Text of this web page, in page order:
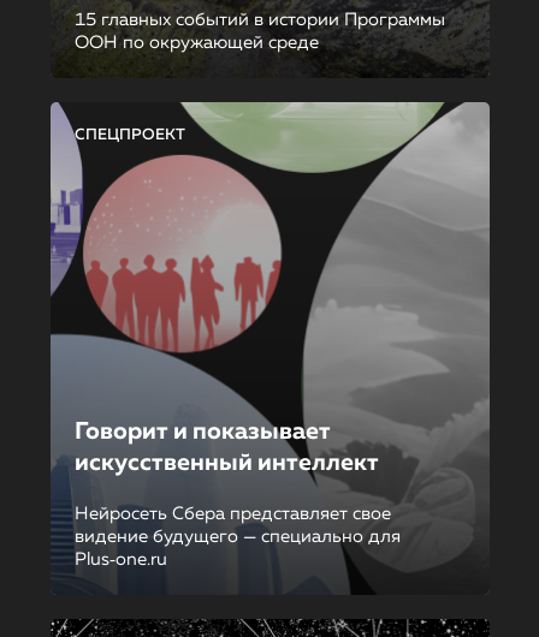
15 главных событий в истории Программы
ООН по окружающей среде
СПЕЦПРОЕКТ
Говорит и показывает
искусственный интеллект
Нейросеть Сбера представляет свое
видение будущего — специально для
Plus‑one.ru